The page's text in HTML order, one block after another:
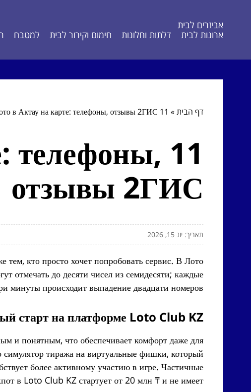
אביזרים לבית
ארונות לבית
דלתות וחלונות חימום וקירור לבית למטבח
דף הבית»
11 лото в Актау на карте: телефоны, отзывы 2ГИС
телефоны,
отзывы 2ГИС
תאריך: יונ 15, 2026
тем, кто просто хочет попробовать сервис. В Лото
отмечать до десяти чисел из семидесяти; каждые
минуты происходит выпадение двадцати номеров.
старт на платформе Loto Club KZ
и понятным, что обеспечивает комфорт даже для
тиража на виртуальные фишки, который
более активному участию в игре. Частичные
в Loto Club KZ стартует от 20 млн ₸ и не имеет